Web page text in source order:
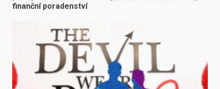
finanční poradenství